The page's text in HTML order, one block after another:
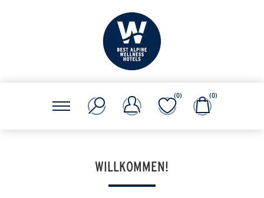
(0) (0)
WILLKOMMEN!